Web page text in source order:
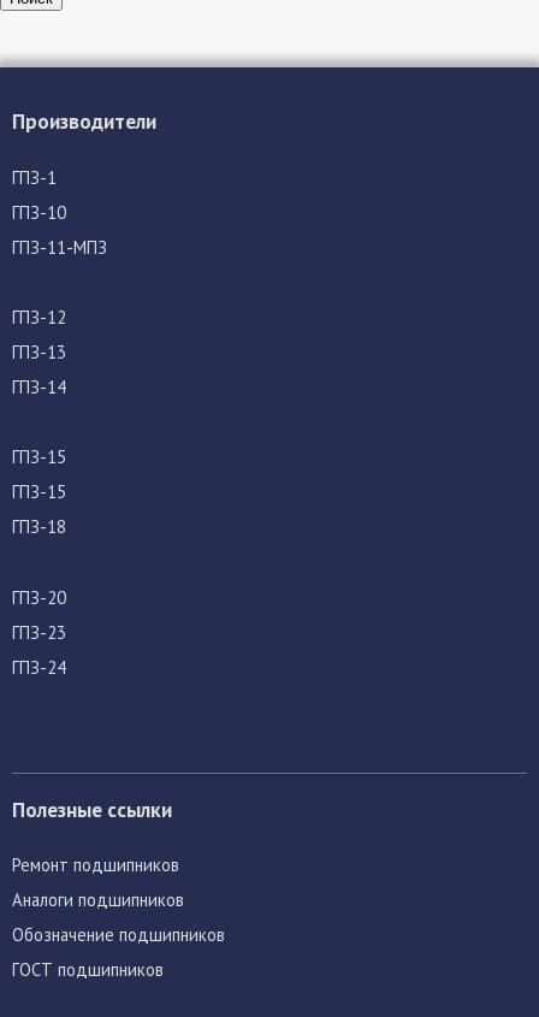
Производители
ГПЗ-1
ГПЗ-10
ГПЗ-11-МПЗ
ГПЗ-12
ГПЗ-13
ГПЗ-14
ГПЗ-15
ГПЗ-15
ГПЗ-18
ГПЗ-20
ГПЗ-23
ГПЗ-24
Полезные ссылки
Ремонт подшипников
Аналоги подшипников
Обозначение подшипников
ГОСТ подшипников